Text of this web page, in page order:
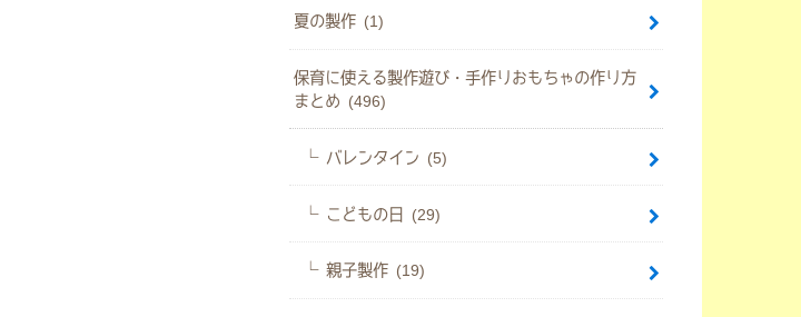
夏の製作 (1)
保育に使える製作遊び・手作りおもちゃの作り方
まとめ (496)
バレンタイン (5)
こどもの日 (29)
親子製作 (19)